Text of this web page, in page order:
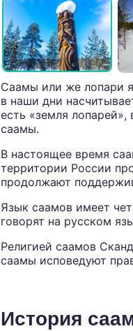
Саамы или же лопари
в наши дни
есть «земля
саамы.
В настоящее время
территории России
продолжают
Язык саамов имеет
говорят на русском
Религией саамов
саамы исповедуют
История